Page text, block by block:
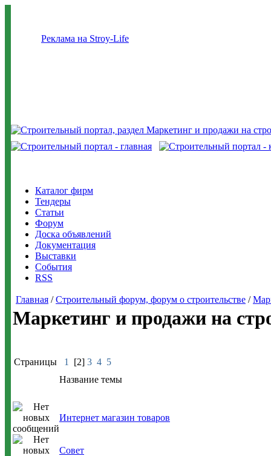
Реклама на Stroy-Life
Каталог фирм
Тендеры
Статьи
Форум
Доска объявлений
Документация
Выставки
События
RSS
Главная /Строительный форум, форум о строительстве /
Маркетинг и продажи на
Страницы 1 [2] 3 4 5
Название темы
Интернет магазин товаров
Совет